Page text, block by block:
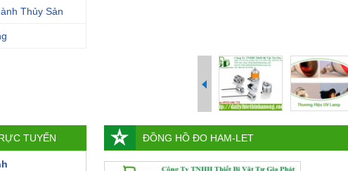
Thủy Sản
TUYẾN ĐỒNG HỒ ĐO HAM-LET